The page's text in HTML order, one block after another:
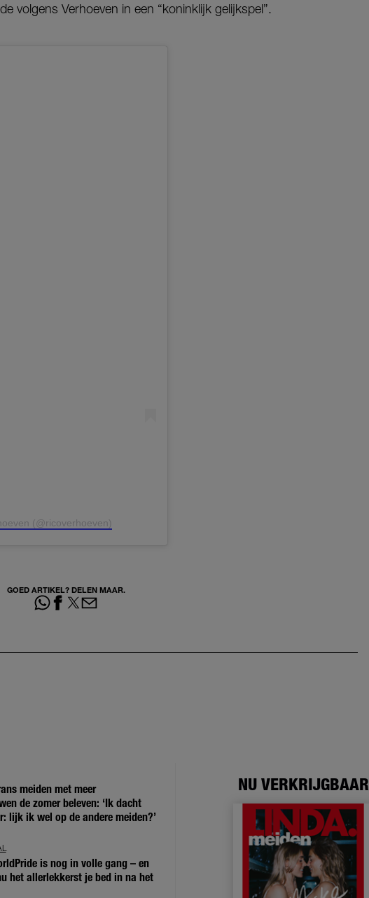
volgens Verhoeven in een “koninklijk gelijkspel”.
(@ricoverhoeven)
GOED ARTIKEL? DELEN MAAR.
meiden met meer
de zomer beleven: ‘Ik dacht
lijk ik wel op de andere meiden?’
is nog in volle gang – en
het allerlekkerst je bed in na het
NU VERKRIJGBAAR